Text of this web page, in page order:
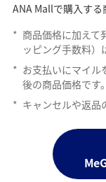
ANA Mallで購入する
* 商品価格に加えて
ッピング手数料）
* お支払いにマイル
後の商品価格です。
* キャンセルや返品